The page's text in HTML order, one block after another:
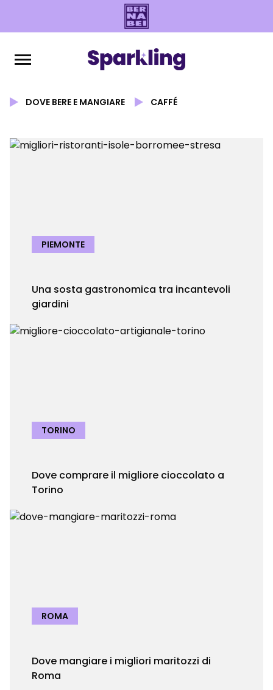
DOVE BERE E MANGIARE CAFFÉ
PIEMONTE
Una sosta gastronomica tra incantevoli
giardini
TORINO
Dove comprare il migliore cioccolato a
Torino
ROMA
Dove mangiare i migliori maritozzi di
Roma